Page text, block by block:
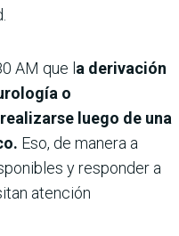
AM que la derivación
o
luego de una
Eso, de manera a
y responder a
atención